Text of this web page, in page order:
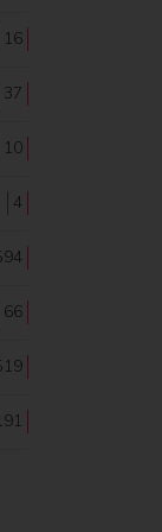
16
37
10
4
66